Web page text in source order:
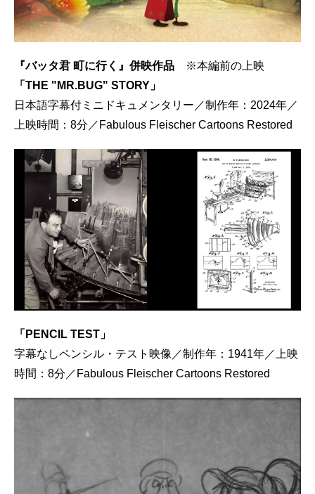
『バッタ君 町に行く』併映作品
※本編前の上映
「THE "MR.BUG" STORY」
日本語字幕付ミニドキュメンタリー／制作年：2024年／
上映時間：8分／Fabulous Fleischer Cartoons Restored
「PENCIL TEST」
字幕なしペンシル・テスト映像／制作年：1941年／上映
時間：8分／Fabulous Fleischer Cartoons Restored